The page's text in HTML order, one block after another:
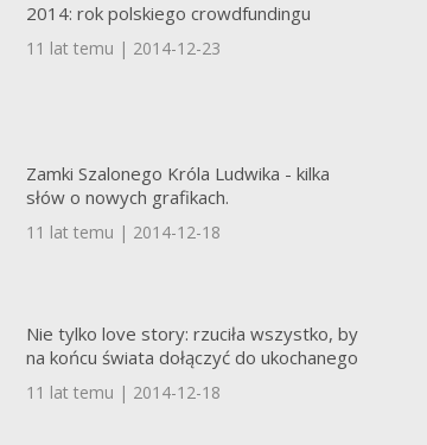
2014: rok polskiego crowdfundingu
11 lat temu | 2014-12-23
Zamki Szalonego Króla Ludwika - kilka
słów o nowych grafikach.
11 lat temu | 2014-12-18
Nie tylko love story: rzuciła wszystko, by
na końcu świata dołączyć do ukochanego
11 lat temu | 2014-12-18